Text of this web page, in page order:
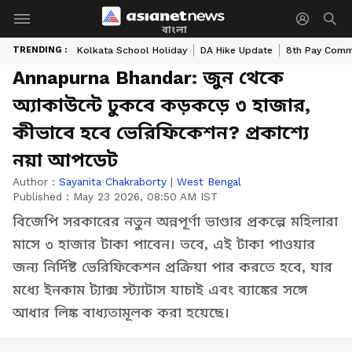
বাংলা
TRENDING : Kolkata School Holiday DA Hike Update 8th Pay
Annapurna Bhandar: জুন থেকে
অ্যাকাউন্টে ঢুকবে কড়কড়ে ৩ হাজার,
কীভাবে হবে ভেরিফিকেশন? প্রকাশ্যে
নয়া আপডেট
Author : Sayanita Chakraborty | West Bengal
Published : May 23 2026, 08:50 AM IST
বিজেপি সরকারের নতুন অন্নপূর্ণা ভাণ্ডার প্রকল্পে মহিলারা
মাসে ৩ হাজার টাকা পাবেন। তবে, এই টাকা পাওয়ার
জন্য নির্দিষ্ট ভেরিফিকেশন প্রক্রিয়া পার করতে হবে, যার
মধ্যে ইনকাম ট্যাক্স স্ট্যাটাস যাচাই এবং ব্যাঙ্কের সঙ্গে
আধার লিঙ্ক বাধ্যতামূলক করা হয়েছে।